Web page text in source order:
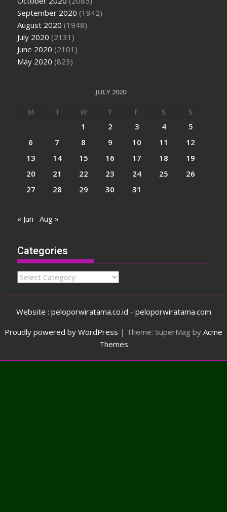
September 2020 (1942)
August 2020 (1948)
July 2020 (2131)
June 2020 (2101)
May 2020 (823)
JULY 2020
M T W T F S
S
1
2 3 4
5
6
7 8 9 10 11
12
13
14 15 16 17 18
19
20
21 22 23 24 25
26
27
28 29 30 31
« Jun Aug »
Categories
Categories
Website : peloporwiratama.co.id - peloporwiratama.com
Proudly powered by WordPress | Theme: SuperMag by Acme
Themes